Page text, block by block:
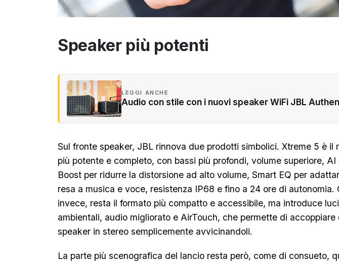
Speaker più potenti
LEGGI ANCHE
Audio con stile con i nuovi speaker WiFi JBL
Sul fronte speaker, JBL rinnova due prodotti simbolici. Xtreme 5 è il
più potente e completo, con bassi più profondi, volume superiore, AI
Boost per ridurre la distorsione ad alto volume, Smart EQ per
resa a musica e voce, resistenza IP68 e fino a 24 ore di autonomia.
invece, resta il formato più compatto e accessibile, ma introduce luci
ambientali, audio migliorato e AirTouch, che permette di accoppiare
speaker in stereo semplicemente avvicinandoli.
La parte più scenografica del lancio resta però, come di consueto,